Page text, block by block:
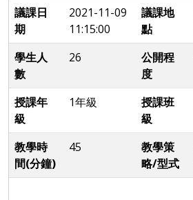
議課日
期
2021-11-09
11:15:00
議課地
點
學生人
數
26
公開程
度
授課年
級
1年級
授課班
級
教學時
間(分鐘)
45
教學策
略/型式